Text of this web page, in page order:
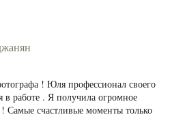
! Юля профессионал своего
в работе . Я получила огромное
! Самые счастливые моменты только